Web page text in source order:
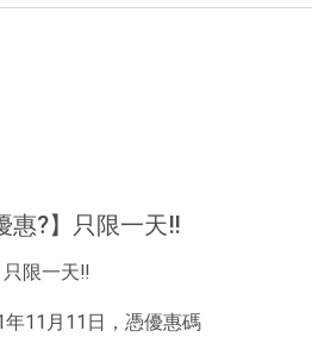
惠?】只限一天‼️
限一天‼️
年11月11日，憑優惠碼